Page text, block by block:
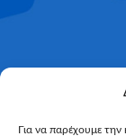
Για να παρέχουμε την